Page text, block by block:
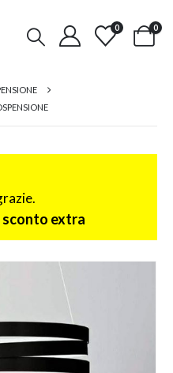
0 0
sconto extra